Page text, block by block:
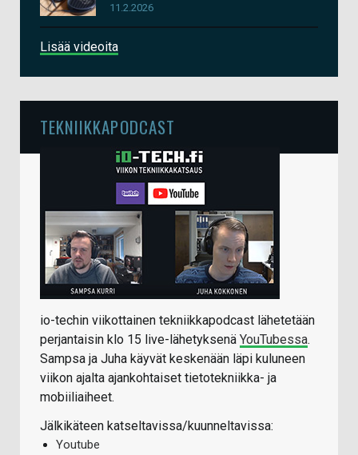
11.2.2026
Lisää videoita
TEKNIIKKAPODCAST
io-techin viikottainen tekniikkapodcast lähetetään
perjantaisin klo 15 live-lähetyksenä YouTubessa.
Sampsa ja Juha käyvät keskenään läpi kuluneen
viikon ajalta ajankohtaiset tietotekniikka- ja
mobiiliaiheet.
Jälkikäteen katseltavissa/kuunneltavissa:
Youtube